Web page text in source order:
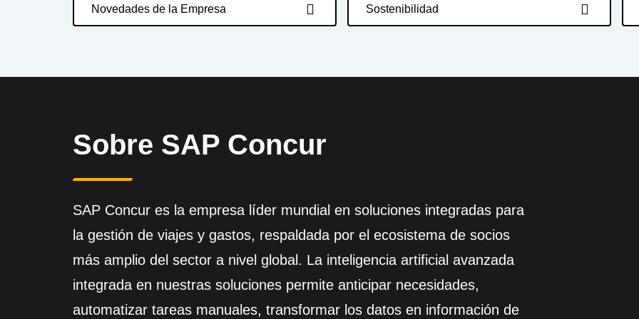
Novedades de la Empresa Sostenibilidad
Sobre SAP Concur
SAP Concur es la empresa líder mundial en soluciones integradas para
la gestión de viajes y gastos, respaldada por el ecosistema de socios
más amplio del sector a nivel global. La inteligencia artificial avanzada
integrada en nuestras soluciones permite anticipar necesidades,
automatizar tareas manuales, transformar los datos en información de